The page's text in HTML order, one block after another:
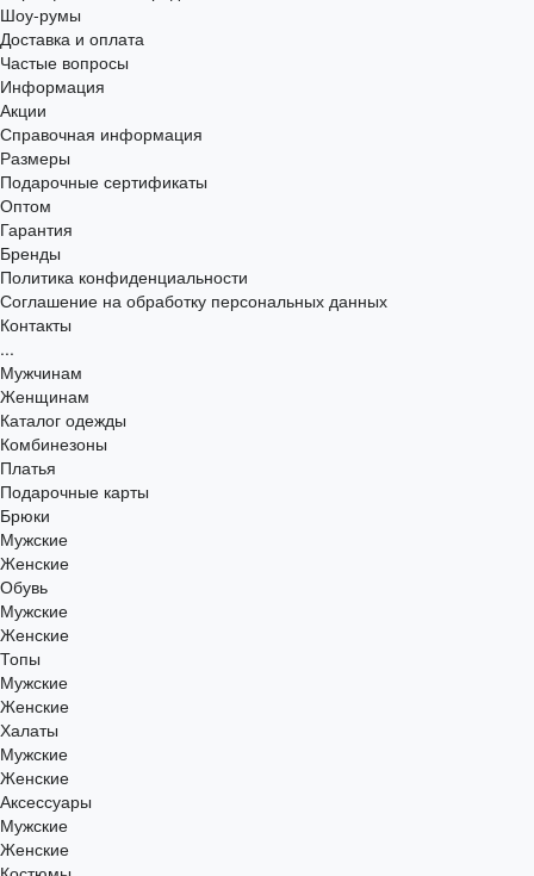
Шоу-румы
Доставка и оплата
Частые вопросы
Информация
Акции
Справочная информация
Размеры
Подарочные сертификаты
Оптом
Гарантия
Бренды
Политика конфиденциальности
Соглашение на обработку персональных данных
Контакты
...
Мужчинам
Женщинам
Каталог одежды
Комбинезоны
Платья
Подарочные карты
Брюки
Мужские
Женские
Обувь
Мужские
Женские
Топы
Мужские
Женские
Халаты
Мужские
Женские
Аксессуары
Мужские
Женские